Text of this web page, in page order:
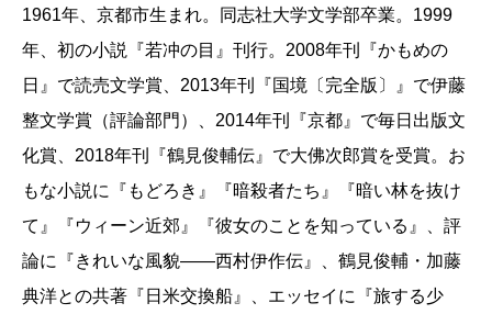
描かれている場所は、語り手の作家が大学生を前に講
演をするサンクトペテルブルクも、伊藤博文が暗殺さ
れたハルビンも、「ソウルの春」にむかっていく七〇
年代のソウルも、大逆事件の大石誠之助の故郷・新宮
も、みんな行ったことのある土地で、ぼく自身の関心
とも重なり、非常に親しみを感じました。
第二にこの小説は、手塚治虫の『ブラック・ジャッ
ク』にヒゲオヤジやリボンの騎士が出てくるように、
黒川ワールドの「スター・システム」だなということ
1961年、京都市生まれ。同志社大学文学部卒業。1999
年、初の小説『若冲の目』刊行。2008年刊『かもめの
日』で読売文学賞、2013年刊『国境〔完全版〕』で伊藤
整文学賞（評論部門）、2014年刊『京都』で毎日出版文
化賞、2018年刊『鶴見俊輔伝』で大佛次郎賞を受賞。お
もな小説に『もどろき』『暗殺者たち』『暗い林を抜け
て』『ウィーン近郊』『彼女のことを知っている』、評
論に『きれいな風貌――西村伊作伝』、鶴見俊輔・加藤
典洋との共著『日米交換船』、エッセイに『旅する少